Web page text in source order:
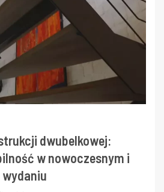
dwubelkowej:
w nowoczesnym i